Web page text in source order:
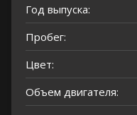
Год выпуска:
Пробег:
Цвет:
Объем двигателя: